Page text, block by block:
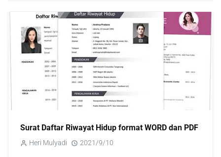
Surat Daftar Riwayat Hidup format WORD dan PDF
Heri Mulyadi 2021/9/10